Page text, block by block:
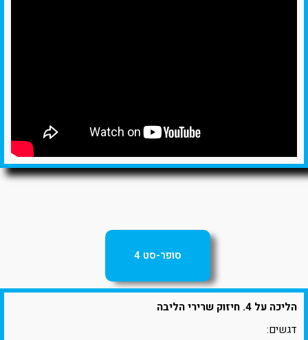
סופר-סט 4
הליכה על 4. חיזוק שרירי הליבה
דגשים: